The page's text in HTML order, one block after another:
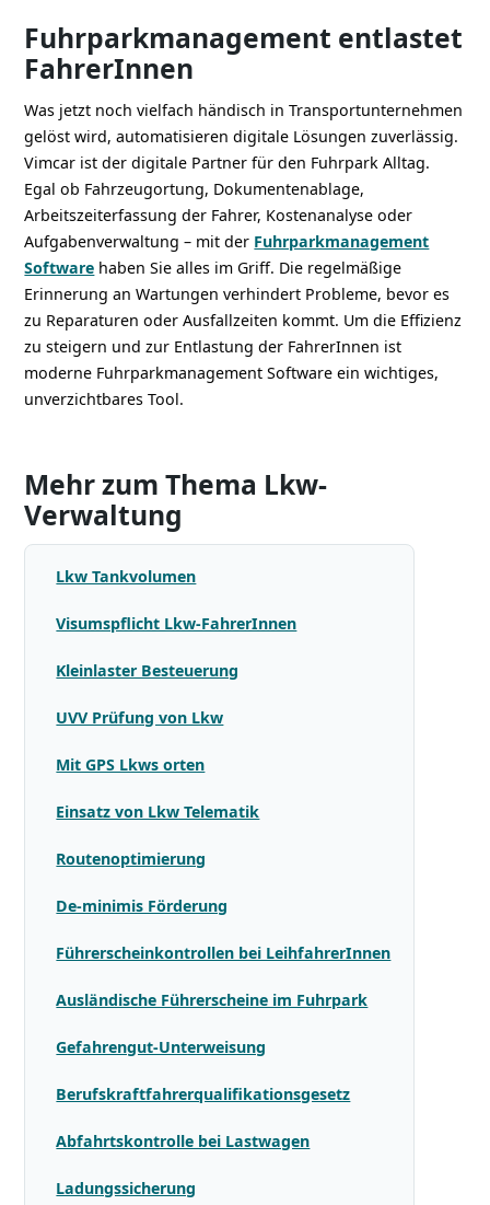
Fuhrparkmanagement entlastet
FahrerInnen
Was jetzt noch vielfach händisch in Transportunternehmen
gelöst wird, automatisieren digitale Lösungen zuverlässig.
Vimcar ist der digitale Partner für den Fuhrpark Alltag.
Egal ob Fahrzeugortung, Dokumentenablage,
Arbeitszeiterfassung der Fahrer, Kostenanalyse oder
Aufgabenverwaltung – mit der Fuhrparkmanagement
Software haben Sie alles im Griff. Die regelmäßige
Erinnerung an Wartungen verhindert Probleme, bevor es
zu Reparaturen oder Ausfallzeiten kommt. Um die Effizienz
zu steigern und zur Entlastung der FahrerInnen ist
moderne Fuhrparkmanagement Software ein wichtiges,
unverzichtbares Tool.
Mehr zum Thema Lkw-
Verwaltung
Lkw Tankvolumen
Visumspflicht Lkw-FahrerInnen
Kleinlaster Besteuerung
UVV Prüfung von Lkw
Mit GPS Lkws orten
Einsatz von Lkw Telematik
Routenoptimierung
De-minimis Förderung
Führerscheinkontrollen bei LeihfahrerInnen
Ausländische Führerscheine im Fuhrpark
Gefahrengut-Unterweisung
Berufskraftfahrerqualifikationsgesetz
Abfahrtskontrolle bei Lastwagen
Ladungssicherung